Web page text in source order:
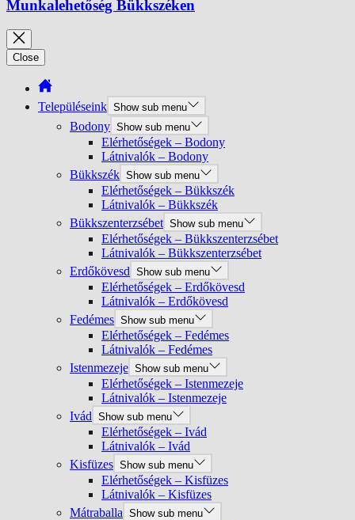
Munkalehetőség Bükkszéken
Close
Településeink Show sub menu
Bodony Show sub menu
Elérhetőségek – Bodony
Látnivalók – Bodony
Bükkszék Show sub menu
Elérhetőségek – Bükkszék
Látnivalók – Bükkszék
Bükkszenterzsébet Show sub menu
Elérhetőségek – Bükkszenterzsébet
Látnivalók – Bükkszenterzsébet
Erdőkövesd Show sub menu
Elérhetőségek – Erdőkövesd
Látnivalók – Erdőkövesd
Fedémes Show sub menu
Elérhetőségek – Fedémes
Látnivalók – Fedémes
Istenmezeje Show sub menu
Elérhetőségek – Istenmezeje
Látnivalók – Istenmezeje
Ivád Show sub menu
Elérhetőségek – Ivád
Látnivalók – Ivád
Kisfüzes Show sub menu
Elérhetőségek – Kisfüzes
Látnivalók – Kisfüzes
Mátraballa Show sub menu